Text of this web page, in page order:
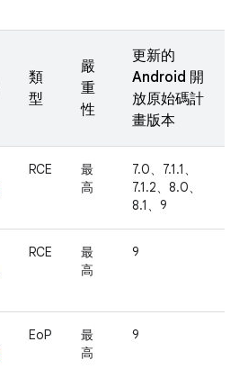
類
型
嚴
重
性
更新的
Android 開
放原始碼計
畫版本
RCE
最
高
7.0、7.1.1、
7.1.2、8.0、
8.1、9
RCE
最
高
9
EoP
最
高
9